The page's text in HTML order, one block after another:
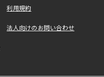
利用規約
法人向けのお問い合わせ